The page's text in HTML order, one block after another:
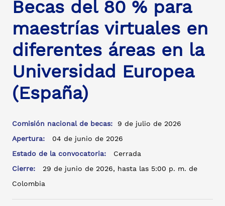
Becas del 80 % para
maestrías virtuales en
diferentes áreas en la
Universidad Europea
(España)
Comisión nacional de becas: 9 de julio de 2026
Apertura:
04 de junio de 2026
Estado de la convocatoria:
Cerrada
Cierre:
29 de junio de 2026, hasta las 5:00 p. m. de
Colombia